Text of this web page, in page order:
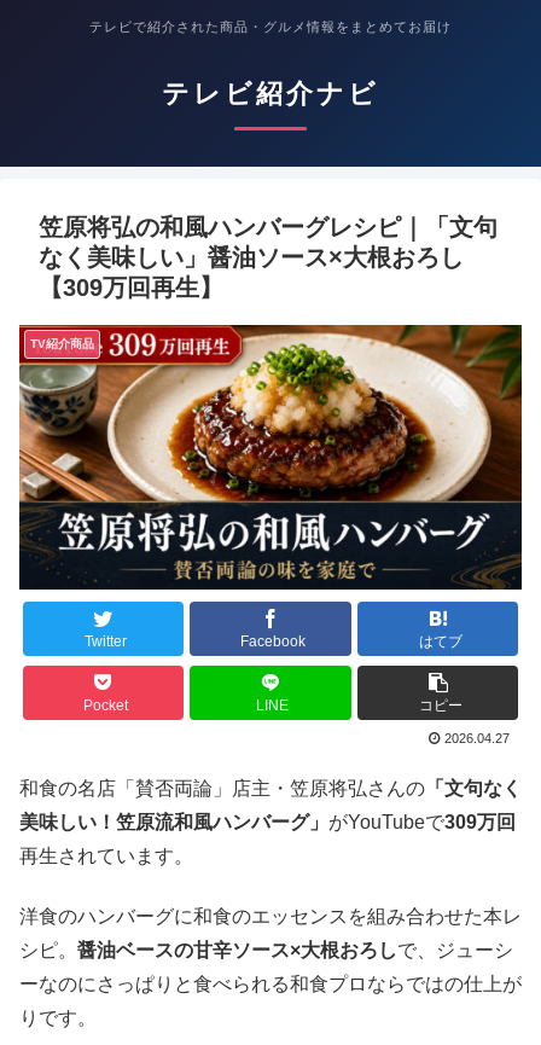
テレビで紹介された商品・グルメ情報をまとめてお届け
テレビ紹介ナビ
笠原将弘の和風ハンバーグレシピ｜「文句
なく美味しい」醤油ソース×大根おろし
【309万回再生】
TV紹介商品
Twitter Facebook はてブ
Pocket LINE コピー
2026.04.27
和食の名店「賛否両論」店主・笠原将弘さんの 「文句なく
美味しい！笠原流和風ハンバーグ」 がYouTubeで309万回
再生されています。
洋食のハンバーグに和食のエッセンスを組み合わせた本レ
シピ。 醤油ベースの甘辛ソース×大根おろしで、ジューシ
ーなのにさっぱりと食べられる和食プロならではの仕上が
りです。